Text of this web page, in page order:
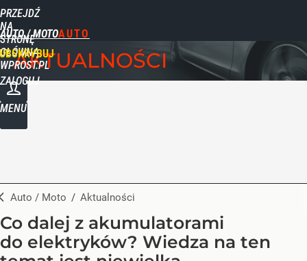
PRZEJDŹ
NA
STRONĘ
GŁÓWNĄ
WPROST.PL
AUTO / MOTO
ZALOGUJ
MENU
AKTUALNOŚCI
Auto / Moto / Aktualności
Co dalej z akumulatorami
do elektryków? Wiedza na ten